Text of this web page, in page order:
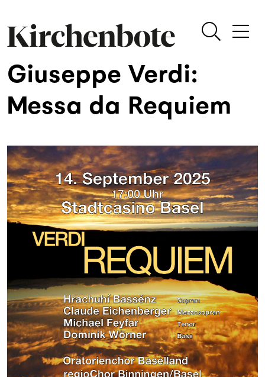
Giuseppe Verdi:
Messa da Requiem